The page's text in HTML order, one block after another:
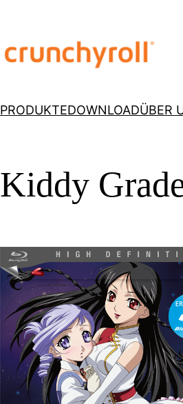
PRODUKTEDOWNLOADÜBER
Kiddy